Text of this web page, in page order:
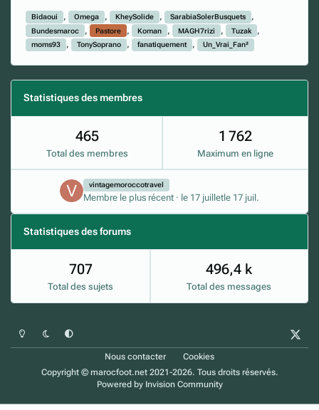
Bidaoui Omega KheySolide
SarabiaSolerBusquets
Bundesmaroc
Pastore Koman MAGH7rizi
Tuzak
moms93
TonySoprano fanatiquement Un_Vrai_Fan²
Statistiques des membres
465
Total des membres
1 762
Maximum en ligne
vintagemoroccotravel
Membre le plus récent · le 17 juilletle 17 juil.
Statistiques des forums
Total des sujets
707
Total des messages
496,4 k
Mode clairMode sombrePréférence du système
Nous contacter
Cookies
Copyright © marocfoot.net 2021-2026. Tous droits réservés.
Powered by Invision Community